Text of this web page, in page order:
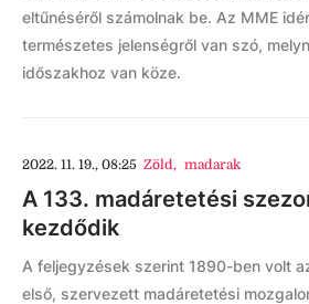
eltűnéséről számolnak be. Az MME
természetes jelenségről van szó,
időszakhoz van köze.
2022. 11. 19., 08:25 Zöld, madarak
A 133. madáretetési
kezdődik
A feljegyzések szerint 1890-ben volt
első, szervezett madáretetési